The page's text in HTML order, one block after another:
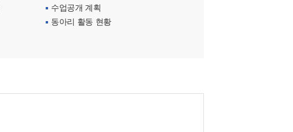
수업공개 계획
동아리 활동 현황